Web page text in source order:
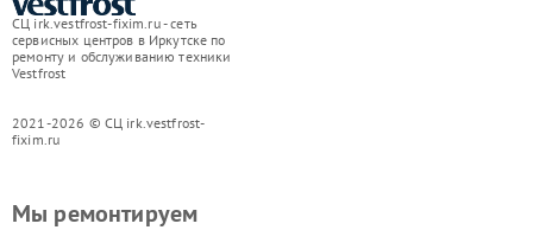
СЦ irk.vestfrost-fixim.ru - сеть
сервисных центров в Иркутске по
ремонту и обслуживанию техники
Vestfrost
2021-2026 © СЦ irk.vestfrost-
fixim.ru
Мы ремонтируем